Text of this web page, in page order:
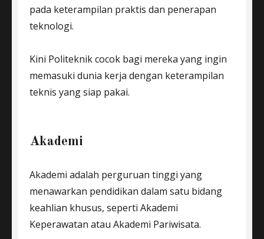
pada keterampilan praktis dan penerapan
teknologi.
Kini Politeknik cocok bagi mereka yang ingin
memasuki dunia kerja dengan keterampilan
teknis yang siap pakai.
Akademi
Akademi adalah perguruan tinggi yang
menawarkan pendidikan dalam satu bidang
keahlian khusus, seperti Akademi
Keperawatan atau Akademi Pariwisata.